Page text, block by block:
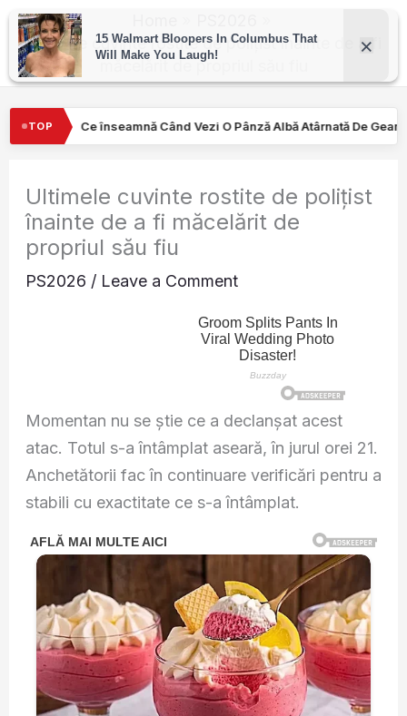
Skip
content
Ultimele cuvinte rostite de poliţist înainte de a fi
măcelărit de propriul său fiu
TOP
O Pânză Albă Atârnată De Geamul Unei Mașini. Semnalul…
Ultimele cuvinte rostite de poliţist
înainte de a fi măcelărit de
propriul său fiu
PS2026 / Leave a Comment
Momentan nu se știe ce a declanșat acest
atac. Totul s-a întâmplat aseară, în jurul orei 21.
Anchetătorii fac în continuare verificări pentru a
stabili cu exactitate ce s-a întâmplat.